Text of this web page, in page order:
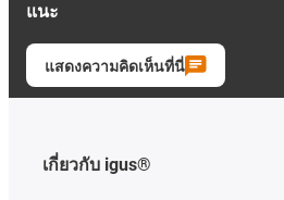
แนะ
แสดงความคิดเห็นที่นี่
เกี่ยวกับ igus®